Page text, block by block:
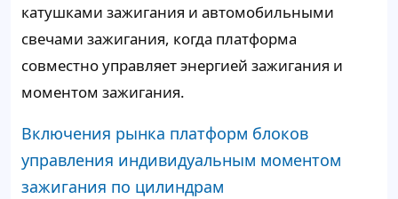
катушками зажигания и автомобильными
свечами зажигания, когда платформа
совместно управляет энергией зажигания и
моментом зажигания.
Включения рынка платформ блоков
управления индивидуальным моментом
зажигания по цилиндрам